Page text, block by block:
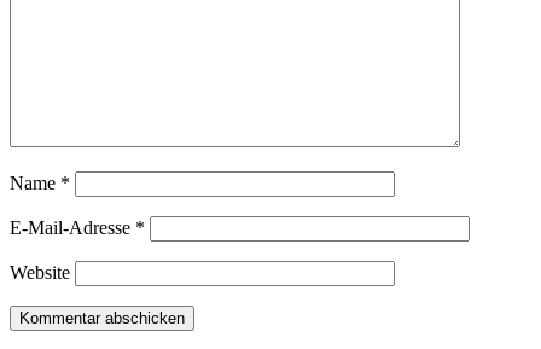
Name *
E-Mail-Adresse *
Website